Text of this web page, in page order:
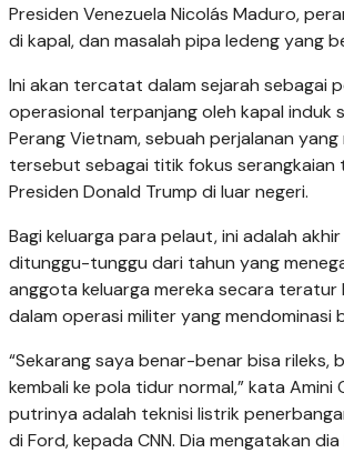
Presiden Venezuela Nicolás Maduro,
di kapal, dan masalah pipa ledeng yang
Ini akan tercatat dalam sejarah sebagai
operasional terpanjang oleh kapal induk
Perang Vietnam, sebuah perjalanan yang
tersebut sebagai titik fokus serangkaian
Presiden Donald Trump di luar negeri.
Bagi keluarga para pelaut, ini adalah
ditunggu-tunggu dari tahun yang
anggota keluarga mereka secara
dalam operasi militer yang mendominasi
“Sekarang saya benar-benar bisa rileks,
kembali ke pola tidur normal,” kata Amini
putrinya adalah teknisi listrik
di Ford, kepada CNN. Dia mengatakan